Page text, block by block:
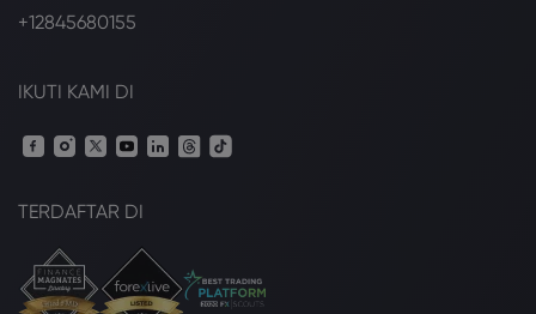
+12845680155
IKUTI KAMI DI
TERDAFTAR DI